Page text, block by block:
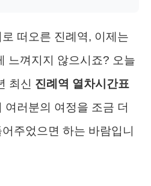
떠오른 진례역, 이제는
느껴지지 않으시죠? 오늘
최신 진례역 열차시간표
여러분의 여정을 조금 더
주었으면 하는 바람입니